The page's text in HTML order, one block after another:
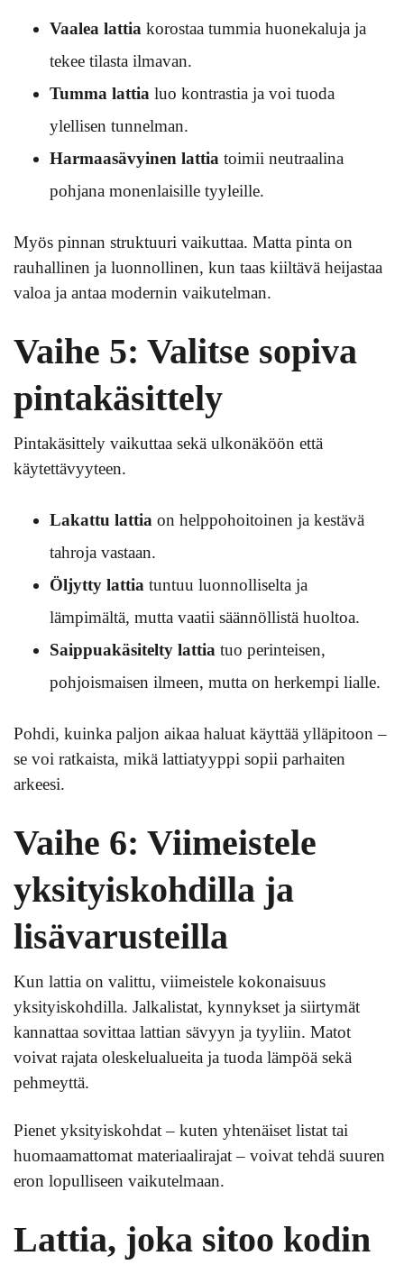
Vaalea lattia korostaa tummia huonekaluja ja
tekee tilasta ilmavan.
Tumma lattia luo kontrastia ja voi tuoda
ylellisen tunnelman.
Harmaasävyinen lattia toimii neutraalina
pohjana monenlaisille tyyleille.
Myös pinnan struktuuri vaikuttaa. Matta pinta on
rauhallinen ja luonnollinen, kun taas kiiltävä heijastaa
valoa ja antaa modernin vaikutelman.
Vaihe 5: Valitse sopiva
pintakäsittely
Pintakäsittely vaikuttaa sekä ulkonäköön että
käytettävyyteen.
Lakattu lattia on helppohoitoinen ja kestävä
tahroja vastaan.
Öljytty lattia tuntuu luonnolliselta ja
lämpimältä, mutta vaatii säännöllistä huoltoa.
Saippuakäsitelty lattia tuo perinteisen,
pohjoismaisen ilmeen, mutta on herkempi lialle.
Pohdi, kuinka paljon aikaa haluat käyttää ylläpitoon –
se voi ratkaista, mikä lattiatyyppi sopii parhaiten
arkeesi.
Vaihe 6: Viimeistele
yksityiskohdilla ja
lisävarusteilla
Kun lattia on valittu, viimeistele kokonaisuus
yksityiskohdilla. Jalkalistat, kynnykset ja siirtymät
kannattaa sovittaa lattian sävyyn ja tyyliin. Matot
voivat rajata oleskelualueita ja tuoda lämpöä sekä
pehmeyttä.
Pienet yksityiskohdat – kuten yhtenäiset listat tai
huomaamattomat materiaalirajat – voivat tehdä suuren
eron lopulliseen vaikutelmaan.
Lattia, joka sitoo kodin